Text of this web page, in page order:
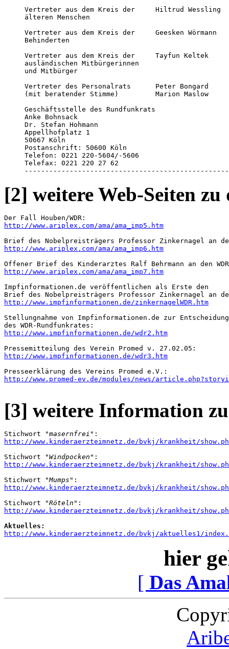
Vertreter aus dem Kreis der     Hiltrud Wessling
älteren Menschen
Vertreter aus dem Kreis der     Geesken Wörmann
Behinderten
Vertreter aus dem Kreis der     Tayfun Keltek
ausländischen Mitbürgerinnen
und Mitbürger
Vertreter des Personalrats      Peter Bongard
(mit beratender Stimme)         Marion Maslow
Geschäftsstelle des Rundfunkrats
Anke Bohnsack
Dr. Stefan Hohmann
Appellhofplatz 1
50667 Köln
Postanschrift: 50600 Köln
Telefon: 0221 220-5604/-5606
Telefax: 0221 220 27 62
[2] weitere Web-Seiten
http://www.ariplex.com/ama/ama_imp5.htm
http://www.ariplex.com/ama/ama_imp6.htm
http://www.ariplex.com/ama/ama_imp7.htm
Impfinformationen.de veröffentlichen als Erste den
http://www.impfinformationen.de/zinkernagelWDR.htm
Stellungnahme von Impfinformationen.de zur
http://www.impfinformationen.de/wdr2.htm
http://www.impfinformationen.de/wdr3.htm
http://www.promed-ev.de/modules/news/
[3] weitere Information
Stichwort "masernfrei"
http://www.kinderaerzteimnetz.de/bvkj/krankheit/
Stichwort
"Windpocken"
http://www.kinderaerzteimnetz.de/bvkj/krankheit/
Stichwort
"Mumps"
http://www.kinderaerzteimnetz.de/bvkj/krankheit/
Stichwort
"Röteln"
http://www.kinderaerzteimnetz.de/bvkj/krankheit/
Aktuelles:
http://www.kinderaerzteimnetz.de/bvkj/aktuelles1/
hier
[ Das